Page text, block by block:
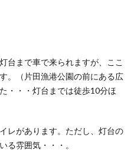
台まで車で来られますが、ここ
。（片田漁港公園の前にある広
・・・灯台までは徒歩10分ほ
レがあります。ただし、灯台の
る雰囲気・・・。